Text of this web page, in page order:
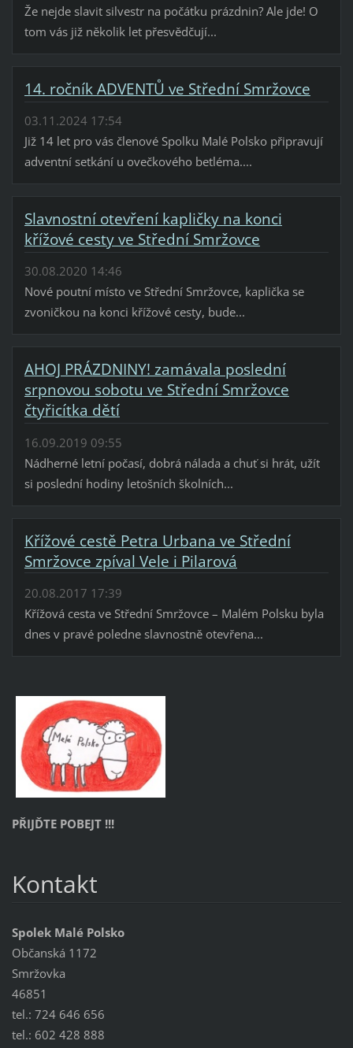
Že nejde slavit silvestr na počátku prázdnin? Ale jde! O
tom vás již několik let přesvědčují...
14. ročník ADVENTŮ ve Střední Smržovce
03.11.2024 17:54
Již 14 let pro vás členové Spolku Malé Polsko připravují
adventní setkání u ovečkového betléma....
Slavnostní otevření kapličky na konci
křížové cesty ve Střední Smržovce
30.08.2020 14:46
Nové poutní místo ve Střední Smržovce, kaplička se
zvoničkou na konci křížové cesty, bude...
AHOJ PRÁZDNINY! zamávala poslední
srpnovou sobotu ve Střední Smržovce
čtyřicítka dětí
16.09.2019 09:55
Nádherné letní počasí, dobrá nálada a chuť si hrát, užít
si poslední hodiny letošních školních...
Křížové cestě Petra Urbana ve Střední
Smržovce zpíval Vele i Pilarová
20.08.2017 17:39
Křížová cesta ve Střední Smržovce – Malém Polsku byla
dnes v pravé poledne slavnostně otevřena...
PŘIJĎTE POBEJT !!!
Kontakt
Spolek Malé Polsko
Občanská 1172
Smržovka
46851
tel.: 724 646 656
tel.: 602 428 888